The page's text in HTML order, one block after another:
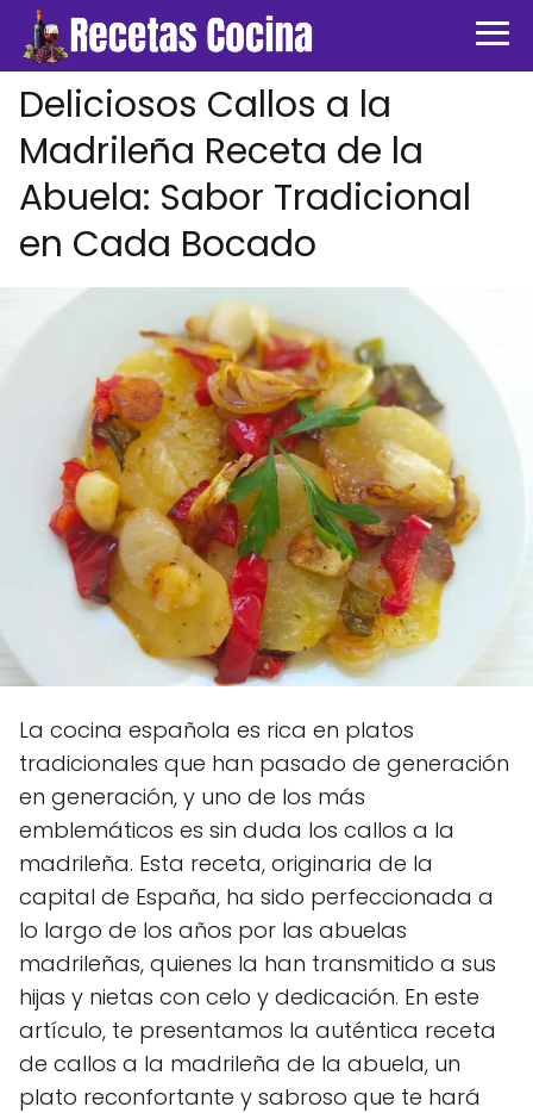
Deliciosos Callos a la
Madrileña Receta de la
Abuela: Sabor Tradicional
en Cada Bocado
La cocina española es rica en platos
tradicionales que han pasado de generación
en generación, y uno de los más
emblemáticos es sin duda los callos a la
madrileña. Esta receta, originaria de la
capital de España, ha sido perfeccionada a
lo largo de los años por las abuelas
madrileñas, quienes la han transmitido a sus
hijas y nietas con celo y dedicación. En este
artículo, te presentamos la auténtica receta
de callos a la madrileña de la abuela, un
plato reconfortante y sabroso que te hará